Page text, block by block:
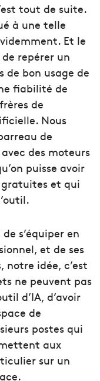
tout de suite.
à une telle
Et le
repérer un
de bon usage de
fiabilité de
de
Nous
de
des moteurs
puisse avoir
gratuites et qui
s’équiper en
et de ses
notre idée, c’est
ne peuvent pas
d’IA, d’avoir
de
postes qui
aux
sur un